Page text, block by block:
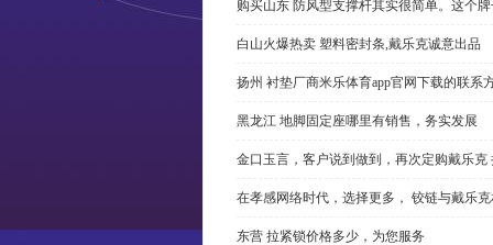
购买山东 防风型支撑杆其实很简单。这个
白山火爆热卖 塑料密封条,戴乐克诚意出品
扬州 衬垫厂商米乐体育app官网下载的联系
黑龙江 地脚固定座哪里有销售，务实发展
金口玉言，客户说到做到，再次定购戴乐克
在孝感网络时代，选择更多， 铰链与戴乐
东营 拉紧锁价格多少，为您服务